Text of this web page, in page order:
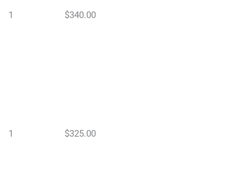
1 $340.00
1 $325.00